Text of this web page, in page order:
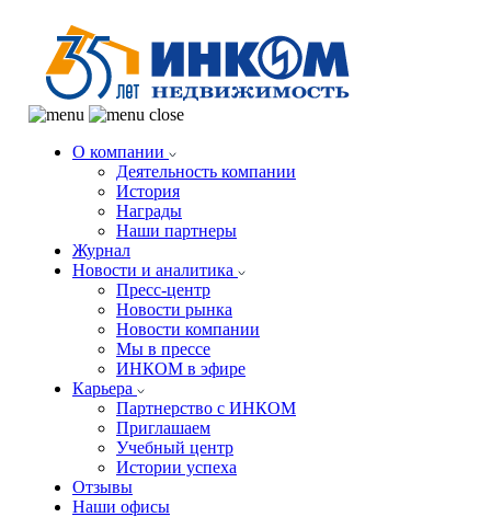
О компании
Деятельность компании
История
Награды
Наши партнеры
Журнал
Новости и аналитика
Пресс-центр
Новости рынка
Новости компании
Мы в прессе
ИНКОМ в эфире
Карьера
Партнерство с ИНКОМ
Приглашаем
Учебный центр
Истории успеха
Отзывы
Наши офисы